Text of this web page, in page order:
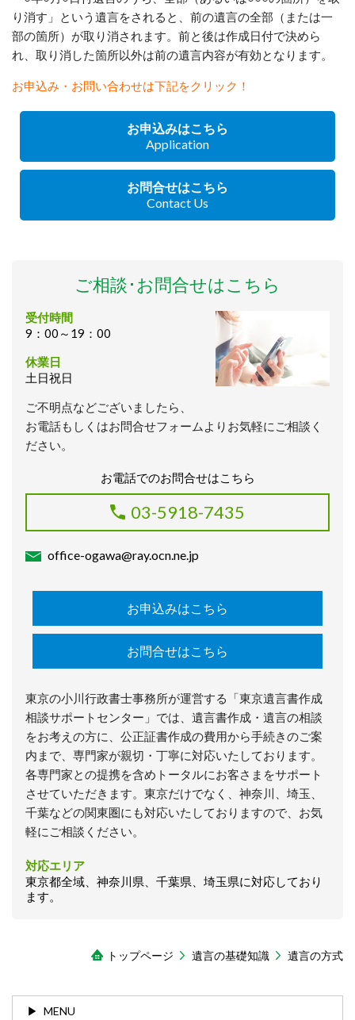
り消す」という遺言をされると、前の遺言の全部（または一
部の箇所）が取り消されます。前と後は作成日付で決めら
れ、取り消した箇所以外は前の遺言内容が有効となります。
お申込み・お問い合わせは下記をクリック！
お申込みはこちら
Application
お問合せはこちら
Contact Us
ご相談･お問合せはこちら
受付時間
9：00～19：00
休業日
土日祝日
ご不明点などございましたら、
お電話もしくはお問合せフォームよりお気軽にご相談く
ださい。
お電話でのお問合せはこちら
03-5918-7435
office-ogawa@ray.ocn.ne.jp
お申込みはこちら
お問合せはこちら
東京の小川行政書士事務所が運営する「東京遺言書作成
相談サポートセンター」では、遺言書作成・遺言の相談
をお考えの方に、公正証書作成の費用から手続きのご案
内まで、専門家が親切・丁寧に対応いたしております。
各専門家との提携を含めトータルにお客さまをサポート
させていただきます。東京だけでなく、神奈川、埼玉、
千葉などの関東圏にも対応いたしておりますので、お気
軽にご相談ください。
対応エリア
東京都全域、神奈川県、千葉県、埼玉県に対応しており
ます。
トップページ 遺言の基礎知識 遺言の方式
MENU